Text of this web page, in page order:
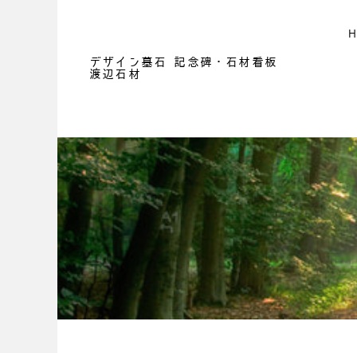
デザイン墓石 記念碑・石材看板
渡辺石材